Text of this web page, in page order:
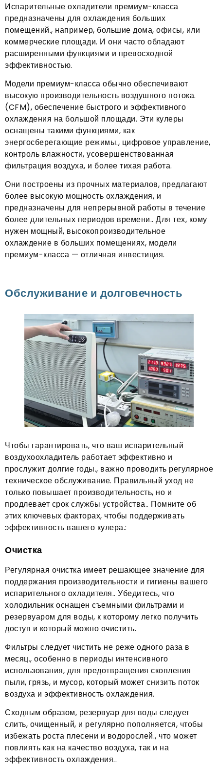
Испарительные охладители премиум-класса
предназначены для охлаждения больших
помещений., например, большие дома, офисы, или
коммерческие площади. И они часто обладают
расширенными функциями и превосходной
эффективностью.
Модели премиум-класса обычно обеспечивают
высокую производительность воздушного потока.
(CFM), обеспечение быстрого и эффективного
охлаждения на большой площади. Эти кулеры
оснащены такими функциями, как
энергосберегающие режимы., цифровое управление,
контроль влажности, усовершенствованная
фильтрация воздуха, и более тихая работа.
Они построены из прочных материалов, предлагают
более высокую мощность охлаждения, и
предназначены для непрерывной работы в течение
более длительных периодов времени.. Для тех, кому
нужен мощный, высокопроизводительное
охлаждение в больших помещениях, модели
премиум-класса — отличная инвестиция.
Обслуживание и долговечность
Чтобы гарантировать, что ваш испарительный
воздухоохладитель работает эффективно и
прослужит долгие годы., важно проводить регулярное
техническое обслуживание. Правильный уход не
только повышает производительность, но и
продлевает срок службы устройства.. Помните об
этих ключевых факторах, чтобы поддерживать
эффективность вашего кулера.:
Очистка
Регулярная очистка имеет решающее значение для
поддержания производительности и гигиены вашего
испарительного охладителя.. Убедитесь, что
холодильник оснащен съемными фильтрами и
резервуаром для воды, к которому легко получить
доступ и который можно очистить.
Фильтры следует чистить не реже одного раза в
месяц., особенно в периоды интенсивного
использования, для предотвращения скопления
пыли, грязь, и мусор, который может снизить поток
воздуха и эффективность охлаждения.
Сходным образом, резервуар для воды следует
слить, очищенный, и регулярно пополняется, чтобы
избежать роста плесени и водорослей., что может
повлиять как на качество воздуха, так и на
эффективность охлаждения..